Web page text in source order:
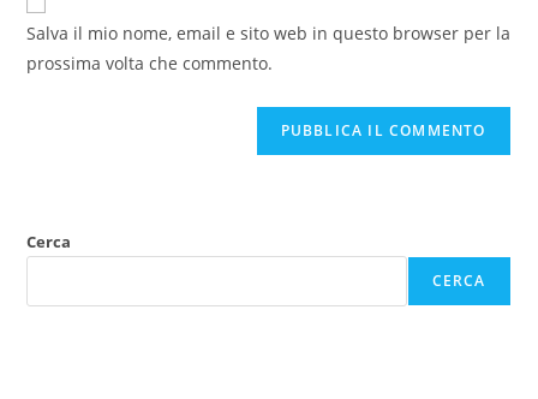
Salva il mio nome, email e sito web in questo browser per la
prossima volta che commento.
Cerca
CERCA